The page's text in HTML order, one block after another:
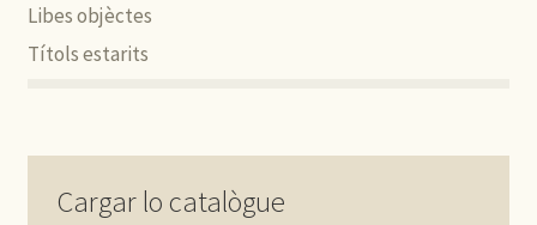
Libes objèctes
Títols estarits
Cargar lo catalògue